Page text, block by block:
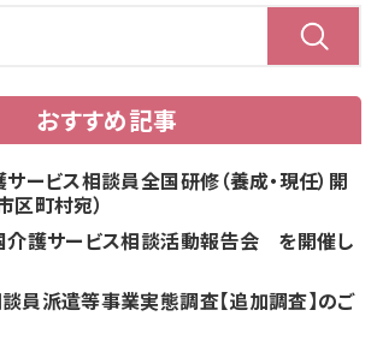
おすすめ記事
ービス相談員全国研修（養成・現任）開
町村宛）
介護サービス相談活動報告会 を開催し
員派遣等事業実態調査【追加調査】のご